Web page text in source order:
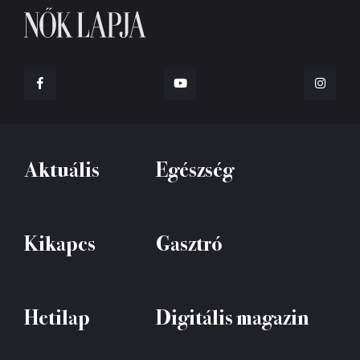
Aktuális Egészség
Kikapcs Gasztró
Hetilap Digitális magazin